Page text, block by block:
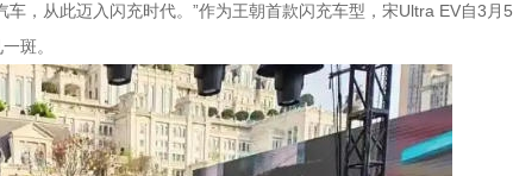
，从此迈入闪充时代。”作为王朝首款闪充车型，宋Ultra EV自3月5
斑。